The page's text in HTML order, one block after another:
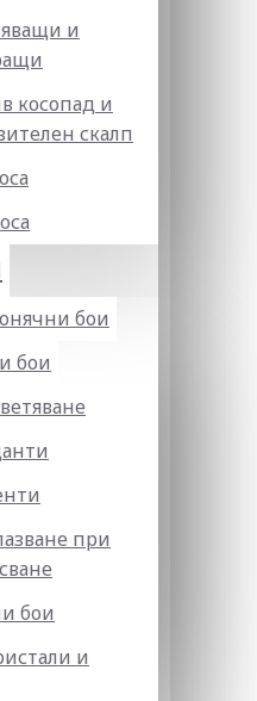
и
косопад и
скалп
бои
бои
при
бои
и